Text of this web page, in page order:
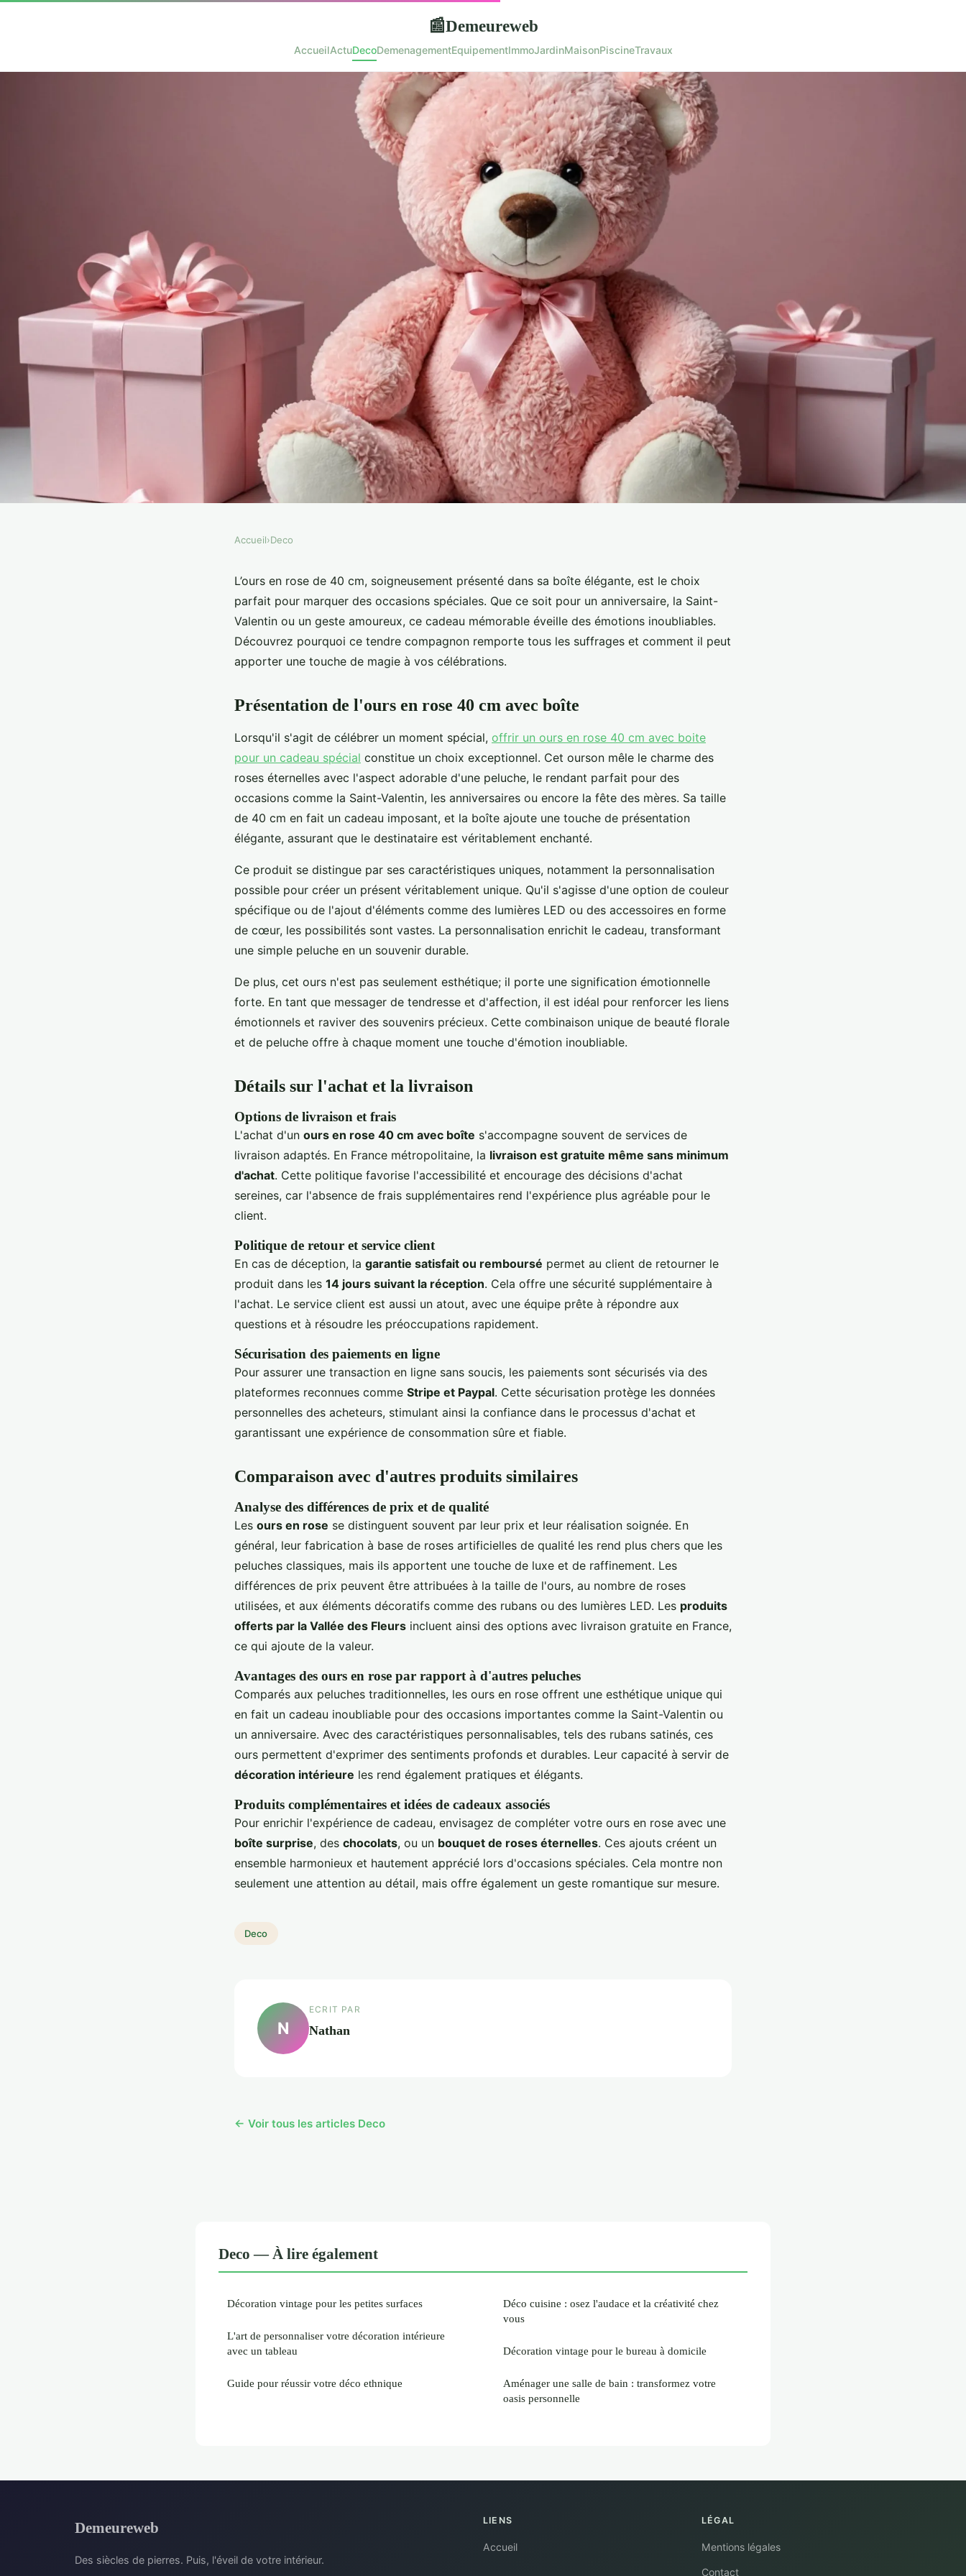
📰Demeureweb
AccueilActuDecoDemenagementEquipementImmoJardinMaisonPiscineTravaux
L'ours en rose 40 cm avec boîte : un
cadeau inoubliable
Accueil›Deco
L’ours en rose de 40 cm, soigneusement présenté dans sa boîte élégante, est le choix
parfait pour marquer des occasions spéciales. Que ce soit pour un anniversaire, la Saint-
Valentin ou un geste amoureux, ce cadeau mémorable éveille des émotions inoubliables.
Découvrez pourquoi ce tendre compagnon remporte tous les suffrages et comment il peut
apporter une touche de magie à vos célébrations.
Présentation de l'ours en rose 40 cm avec boîte
Lorsqu'il s'agit de célébrer un moment spécial, offrir un ours en rose 40 cm avec boite
pour un cadeau spécial constitue un choix exceptionnel. Cet ourson mêle le charme des
roses éternelles avec l'aspect adorable d'une peluche, le rendant parfait pour des
occasions comme la Saint-Valentin, les anniversaires ou encore la fête des mères. Sa taille
de 40 cm en fait un cadeau imposant, et la boîte ajoute une touche de présentation
élégante, assurant que le destinataire est véritablement enchanté.
Ce produit se distingue par ses caractéristiques uniques, notamment la personnalisation
possible pour créer un présent véritablement unique. Qu'il s'agisse d'une option de couleur
spécifique ou de l'ajout d'éléments comme des lumières LED ou des accessoires en forme
de cœur, les possibilités sont vastes. La personnalisation enrichit le cadeau, transformant
une simple peluche en un souvenir durable.
De plus, cet ours n'est pas seulement esthétique; il porte une signification émotionnelle
forte. En tant que messager de tendresse et d'affection, il est idéal pour renforcer les liens
émotionnels et raviver des souvenirs précieux. Cette combinaison unique de beauté florale
et de peluche offre à chaque moment une touche d'émotion inoubliable.
Détails sur l'achat et la livraison
Options de livraison et frais
L'achat d'un ours en rose 40 cm avec boîte s'accompagne souvent de services de
livraison adaptés. En France métropolitaine, la livraison est gratuite même sans minimum
d'achat. Cette politique favorise l'accessibilité et encourage des décisions d'achat
sereines, car l'absence de frais supplémentaires rend l'expérience plus agréable pour le
client.
Politique de retour et service client
En cas de déception, la garantie satisfait ou remboursé permet au client de retourner le
produit dans les 14 jours suivant la réception. Cela offre une sécurité supplémentaire à
l'achat. Le service client est aussi un atout, avec une équipe prête à répondre aux
questions et à résoudre les préoccupations rapidement.
Sécurisation des paiements en ligne
Pour assurer une transaction en ligne sans soucis, les paiements sont sécurisés via des
plateformes reconnues comme Stripe et Paypal. Cette sécurisation protège les données
personnelles des acheteurs, stimulant ainsi la confiance dans le processus d'achat et
garantissant une expérience de consommation sûre et fiable.
Comparaison avec d'autres produits similaires
Analyse des différences de prix et de qualité
Les ours en rose se distinguent souvent par leur prix et leur réalisation soignée. En
général, leur fabrication à base de roses artificielles de qualité les rend plus chers que les
peluches classiques, mais ils apportent une touche de luxe et de raffinement. Les
différences de prix peuvent être attribuées à la taille de l'ours, au nombre de roses
utilisées, et aux éléments décoratifs comme des rubans ou des lumières LED. Les produits
offerts par la Vallée des Fleurs incluent ainsi des options avec livraison gratuite en France,
ce qui ajoute de la valeur.
Avantages des ours en rose par rapport à d'autres peluches
Comparés aux peluches traditionnelles, les ours en rose offrent une esthétique unique qui
en fait un cadeau inoubliable pour des occasions importantes comme la Saint-Valentin ou
un anniversaire. Avec des caractéristiques personnalisables, tels des rubans satinés, ces
ours permettent d'exprimer des sentiments profonds et durables. Leur capacité à servir de
décoration intérieure les rend également pratiques et élégants.
Produits complémentaires et idées de cadeaux associés
Pour enrichir l'expérience de cadeau, envisagez de compléter votre ours en rose avec une
boîte surprise, des chocolats, ou un bouquet de roses éternelles. Ces ajouts créent un
ensemble harmonieux et hautement apprécié lors d'occasions spéciales. Cela montre non
seulement une attention au détail, mais offre également un geste romantique sur mesure.
Deco
N
ECRIT PAR
Nathan
← Voir tous les articles Deco
Deco — À lire également
Décoration vintage pour les petites surfaces
L'art de personnaliser votre décoration intérieure
avec un tableau
Guide pour réussir votre déco ethnique
Déco cuisine : osez l'audace et la créativité chez
vous
Décoration vintage pour le bureau à domicile
Aménager une salle de bain : transformez votre
oasis personnelle
Demeureweb
Des siècles de pierres. Puis, l'éveil de votre intérieur.
LIENS
Accueil
LÉGAL
Mentions légales
Contact